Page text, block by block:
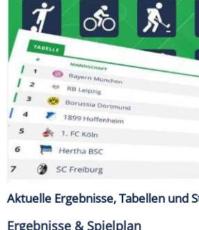
Aktuelle Ergebnisse, Tabellen und
Ergebnisse & Spielplan